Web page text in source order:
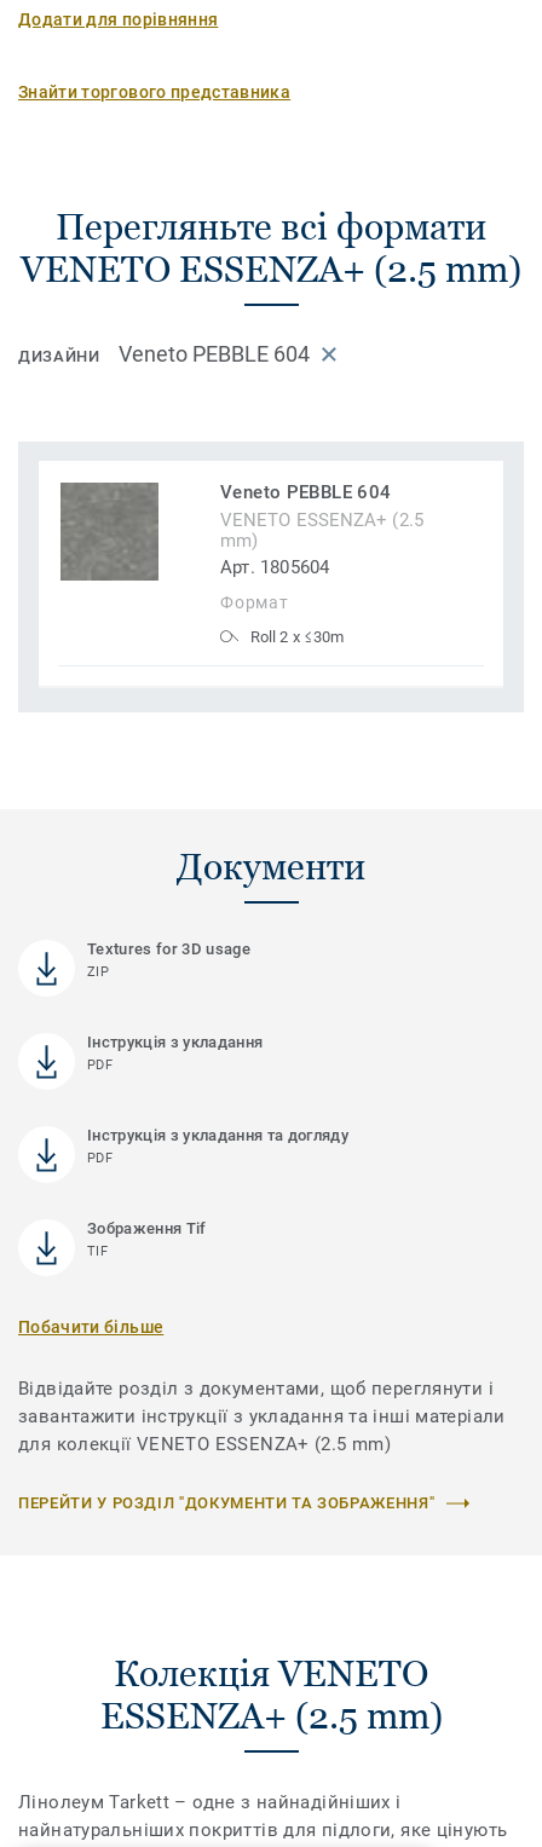
Додати для порівняння
Знайти торгового представника
Перегляньте всі формати
VENETO ESSENZA+ (2.5 mm)
ДИЗАЙНИ Veneto PEBBLE 604
Veneto PEBBLE 604
VENETO ESSENZA+ (2.5
mm)
Арт. 1805604
Формат
Roll 2 x ≤30m
Документи
Textures for 3D usage
ZIP
Інструкція з укладання
PDF
Інструкція з укладання та догляду
PDF
Зображення Tif
TIF
Побачити більше
Відвідайте розділ з документами, щоб переглянути і
завантажити інструкції з укладання та інші матеріали
для колекції VENETO ESSENZA+ (2.5 mm)
ПЕРЕЙТИ У РОЗДІЛ "ДОКУМЕНТИ ТА ЗОБРАЖЕННЯ"
Колекція VENETO
ESSENZA+ (2.5 mm)
Лінолеум Tarkett – одне з найнадійніших і
найнатуральніших покриттів для підлоги, яке цінують